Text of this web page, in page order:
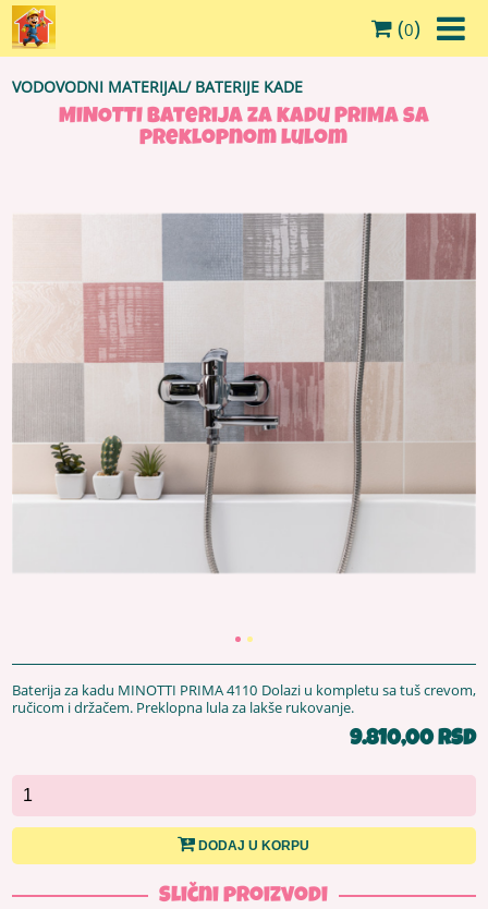
(0)
VODOVODNI MATERIJAL/ BATERIJE KADE
MINOTTI Baterija za kadu PRIMA sa
preklopnom lulom
Baterija za kadu MINOTTI PRIMA 4110 Dolazi u kompletu sa tuš crevom,
ručicom i držačem. Preklopna lula za lakše rukovanje.
9.810,00 RSD
DODAJ U KORPU
Slični proizvodi